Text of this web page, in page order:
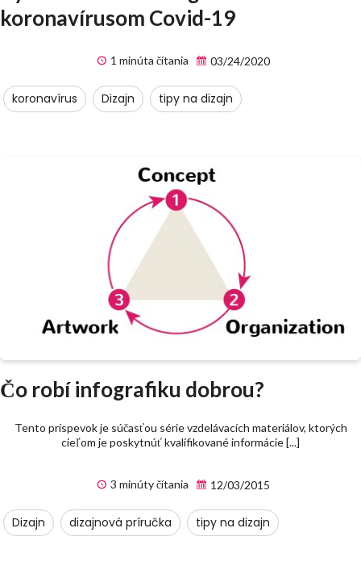
koronavírusom Covid-19
1 minúta čítania 03/24/2020
koronavírus Dizajn tipy na dizajn
Čo robí infografiku dobrou?
Tento príspevok je súčasťou série vzdelávacích materiálov, ktorých
cieľom je poskytnúť kvalifikované informácie [...]
3 minúty čítania 12/03/2015
Dizajn dizajnová príručka tipy na dizajn